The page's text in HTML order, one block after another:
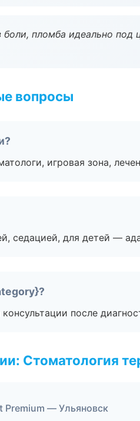
пломба идеально под
вопросы
игровая зона,
седацией, для детей —
после
Стоматология
Premium — Ульяновск